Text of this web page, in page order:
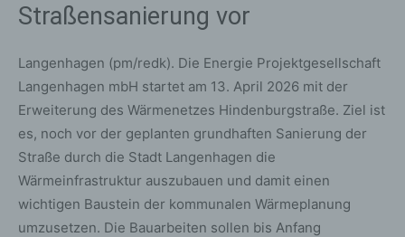
Straßensanierung vor
Langenhagen (pm/redk). Die Energie Projektgesellschaft
Langenhagen mbH startet am 13. April 2026 mit der
Erweiterung des Wärmenetzes Hindenburgstraße. Ziel ist
es, noch vor der geplanten grundhaften Sanierung der
Straße durch die Stadt Langenhagen die
Wärmeinfrastruktur auszubauen und damit einen
wichtigen Baustein der kommunalen Wärmeplanung
umzusetzen. Die Bauarbeiten sollen bis Anfang